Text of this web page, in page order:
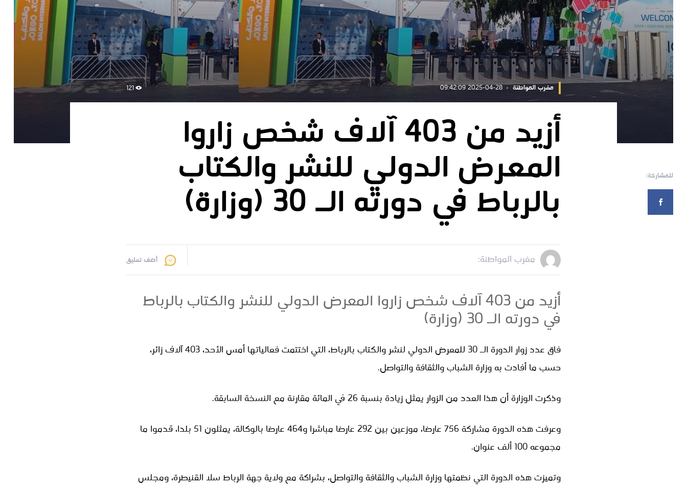
مغرب المواطنة 2025-04-28 09:42:09
121
للمشاركة:
أزيد من 403 آلاف شخص زاروا
المعرض الدولي للنشر والكتاب
بالرباط في دورته الـ 30 (وزارة)
مغرب المواطنة: أضف تعليق
أزيد من 403 آلاف شخص زاروا المعرض الدولي للنشر والكتاب بالرباط
في دورته الـ 30 (وزارة)
فاق عدد زوار الدورة الـ 30 للمعرض الدولي لنشر والكتاب بالرباط، التي اختتمت فعالياتها أمس الأحد، 403 آلاف زائر،
حسب ما أفادت به وزارة الشباب والثقافة والتواصل.
وذكرت الوزارة أن هذا العدد من الزوار يمثل زيادة بنسبة 26 في المائة مقارنة مع النسخة السابقة.
وعرفت هذه الدورة مشاركة 756 عارضا، موزعين بين 292 عارضا مباشرا و464 عارضا بالوكالة، يمثلون 51 بلدا، قدموا ما
مجموعه 100 ألف عنوان.
وتميزت هذه الدورة التي نظمتها وزارة الشباب والثقافة والتواصل، بشراكة مع ولاية جهة الرباط سلا القنيطرة، ومجلس